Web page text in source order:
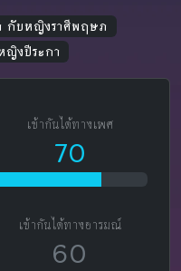
กับหญิงราศีพฤษภ
ญิงปีระกา
เข้ากันได้ทางเพศ
70
เข้ากันได้ทางอารมณ์
60